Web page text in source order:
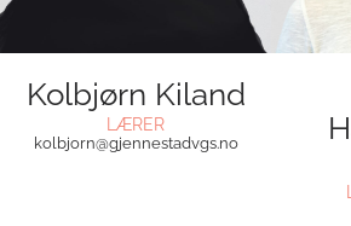
Kolbjørn Kiland
LÆRER
kolbjorn@gjennestadvgs.no